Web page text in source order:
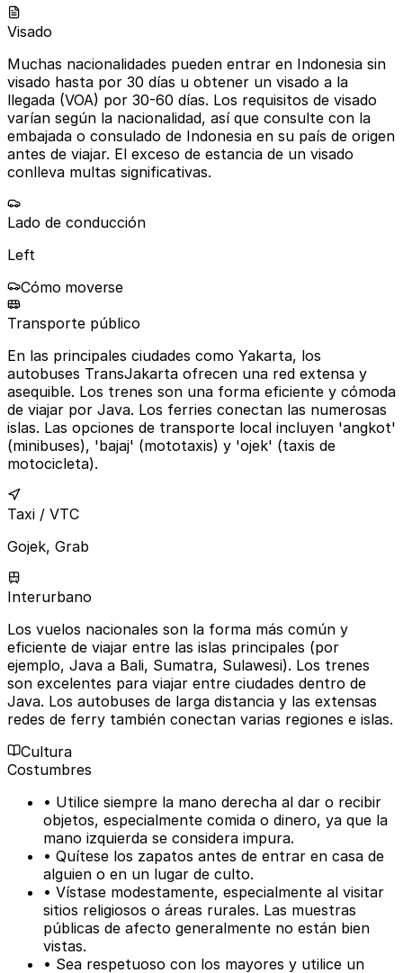
Visado
Muchas nacionalidades pueden entrar en Indonesia sin
visado hasta por 30 días u obtener un visado a la
llegada (VOA) por 30-60 días. Los requisitos de visado
varían según la nacionalidad, así que consulte con la
embajada o consulado de Indonesia en su país de origen
antes de viajar. El exceso de estancia de un visado
conlleva multas significativas.
Lado de conducción
Left
Cómo moverse
Transporte público
En las principales ciudades como Yakarta, los
autobuses TransJakarta ofrecen una red extensa y
asequible. Los trenes son una forma eficiente y cómoda
de viajar por Java. Los ferries conectan las numerosas
islas. Las opciones de transporte local incluyen 'angkot'
(minibuses), 'bajaj' (mototaxis) y 'ojek' (taxis de
motocicleta).
Taxi / VTC
Gojek, Grab
Interurbano
Los vuelos nacionales son la forma más común y
eficiente de viajar entre las islas principales (por
ejemplo, Java a Bali, Sumatra, Sulawesi). Los trenes
son excelentes para viajar entre ciudades dentro de
Java. Los autobuses de larga distancia y las extensas
redes de ferry también conectan varias regiones e islas.
Cultura
Costumbres
• Utilice siempre la mano derecha al dar o recibir
objetos, especialmente comida o dinero, ya que la
mano izquierda se considera impura.
• Quítese los zapatos antes de entrar en casa de
alguien o en un lugar de culto.
• Vístase modestamente, especialmente al visitar
sitios religiosos o áreas rurales. Las muestras
públicas de afecto generalmente no están bien
vistas.
• Sea respetuoso con los mayores y utilice un